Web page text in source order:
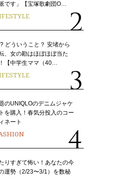
です」【宝塚歌劇団O…
どういうこと？ 安堵から
、女の勘はほぼほぼ当た
【中学生ママ（40…
のUNIQLOのデニムジャケ
を購入！春気分投入のコー
ネート
りすぎて怖い！あなたの今
運勢（2/23〜3/1）を数秘